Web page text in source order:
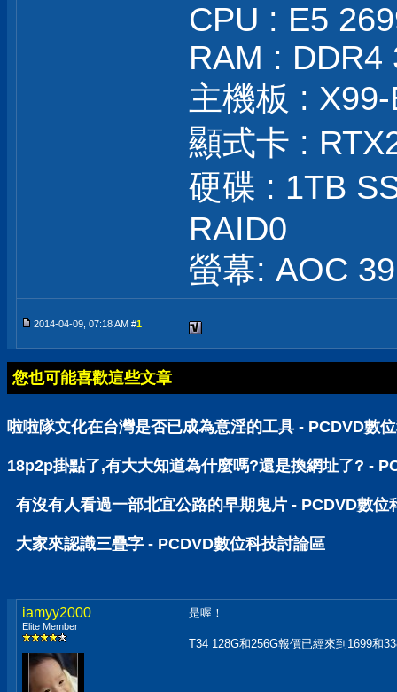
CPU : E5
RAM : DDR4
主機板 : X99-
顯式卡 :
硬碟 : 1TB
RAID0
螢幕: AOC
2014-04-09, 07:18 AM #1
您也可能喜歡這些文章
啦啦隊文化在台灣是否已成為意淫的工具 - PCDVD數
18p2p掛點了,有大大知道為什麼嗎?還是換網址了? -
有沒有人看過一部北宜公路的早期鬼片 - PCDVD數位
大家來認識三疊字 - PCDVD數位科技討論區
iamyy2000
Elite Member
是喔！
T34 128G和256G報價已經來到1699和